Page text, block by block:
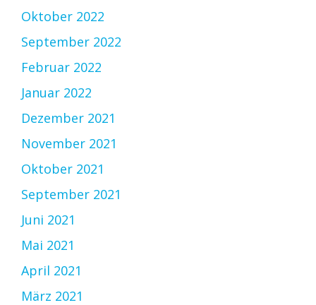
Oktober 2022
September 2022
Februar 2022
Januar 2022
Dezember 2021
November 2021
Oktober 2021
September 2021
Juni 2021
Mai 2021
April 2021
März 2021